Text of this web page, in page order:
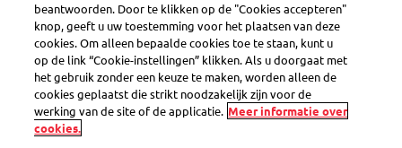
Een pakje verzenden naar Luxemburg
beantwoorden. Door te klikken op de "Cookies accepteren"
knop, geeft u uw toestemming voor het plaatsen van deze
cookies. Om alleen bepaalde cookies toe te staan, kunt u
op de link “Cookie-instellingen” klikken. Als u doorgaat met
het gebruik zonder een keuze te maken, worden alleen de
cookies geplaatst die strikt noodzakelijk zijn voor de
werking van de site of de applicatie. Meer informatie over
cookies.